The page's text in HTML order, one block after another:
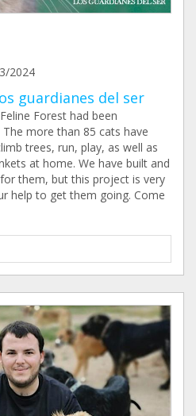
2024
guardianes del ser
Forest had been
more than 85 cats have
trees, run, play, as well as
at home. We have built and
them, but this project is very
help to get them going. Come